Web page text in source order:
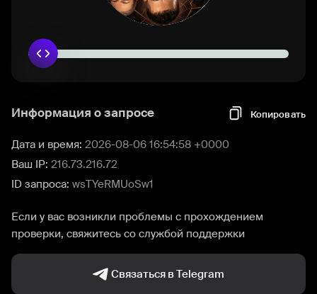
Информация о запросе Копировать
Дата и время: 2026-08-06 16:54:58 +0000
Ваш IP: 216.73.216.72
ID запроса: wsTYeRMUoSw1
Если у вас возникли проблемы с прохождением
проверки, свяжитесь со службой поддержки
Связаться в Telegram